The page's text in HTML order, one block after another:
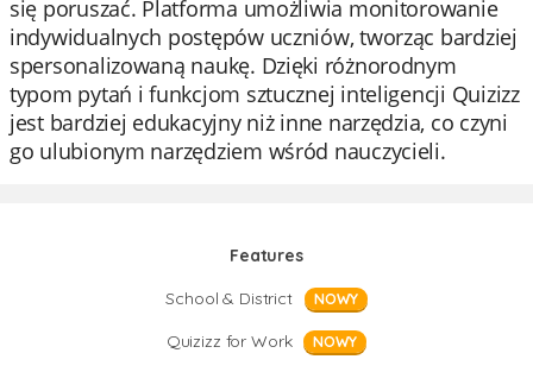
się poruszać. Platforma umożliwia monitorowanie
indywidualnych postępów uczniów, tworząc bardziej
spersonalizowaną naukę. Dzięki różnorodnym
typom pytań i funkcjom sztucznej inteligencji Quizizz
jest bardziej edukacyjny niż inne narzędzia, co czyni
go ulubionym narzędziem wśród nauczycieli.
Features
School & District
NOWY
Quizizz for Work NOWY